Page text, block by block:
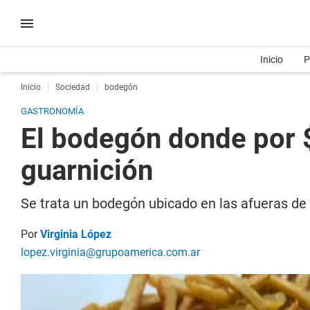
Inicio
Inicio Sociedad bodegón
GASTRONOMÍA
El bodegón donde por
guarnición
Se trata un bodegón ubicado en las afueras
PorVirginia López
lopez.virginia@grupoamerica.com.ar